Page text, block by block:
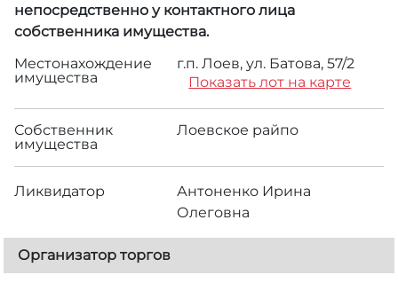
непосредственно у контактного лица
собственника имущества.
Местонахождение
имущества
г.п. Лоев, ул. Батова, 57/2
Показать лот на карте
Собственник
имущества
Лоевское райпо
Ликвидатор
Антоненко Ирина
Олеговна
Организатор торгов